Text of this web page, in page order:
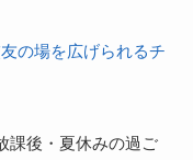
の場を広げられるチ
課後・夏休みの過ご